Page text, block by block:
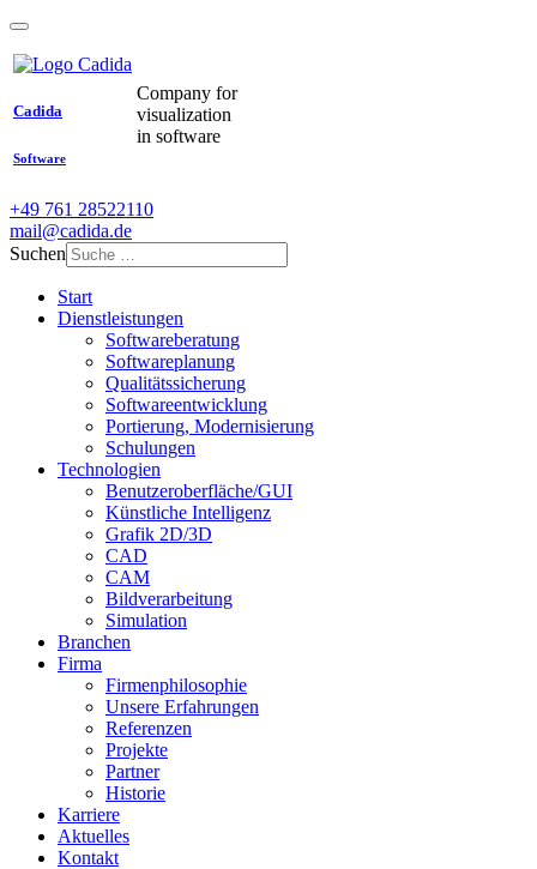
Cadida
Software
Company for
visualization
in software
+49 761 28522110
mail@cadida.de
Suchen
Start
Dienstleistungen
Softwareberatung
Softwareplanung
Qualitätssicherung
Softwareentwicklung
Portierung, Modernisierung
Schulungen
Technologien
Benutzeroberfläche/GUI
Künstliche Intelligenz
Grafik 2D/3D
CAD
CAM
Bildverarbeitung
Simulation
Branchen
Firma
Firmenphilosophie
Unsere Erfahrungen
Referenzen
Projekte
Partner
Historie
Karriere
Aktuelles
Kontakt